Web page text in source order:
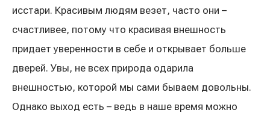
исстари. Красивым людям везет, часто они –
счастливее, потому что красивая внешность
придает уверенности в себе и открывает больше
дверей. Увы, не всех природа одарила
внешностью, которой мы сами бываем довольны.
Однако выход есть – ведь в наше время можно
Все услуги